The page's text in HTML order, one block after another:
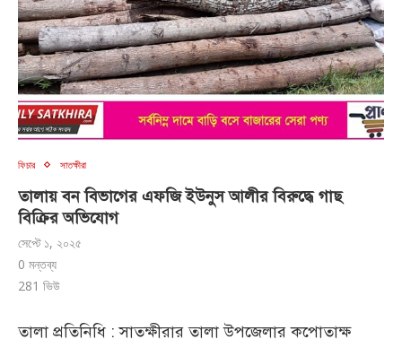
ফিচার সাতক্ষীরা
তালায় বন বিভাগের এফজি ইউনুস আলীর বিরুদ্ধে গাছ
বিক্রির অভিযোগ
সেপ্টে ১, ২০২৫
0 মন্তব্য
281 ভিউ
তালা প্রতিনিধি : সাতক্ষীরার তালা উপজেলার কপোতাক্ষ